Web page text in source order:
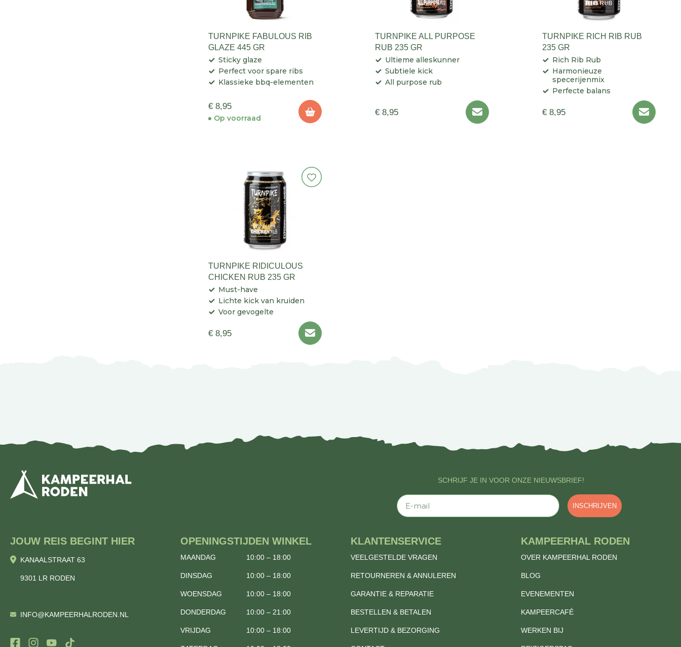
TURNPIKE FABULOUS RIB
GLAZE 445 GR
Sticky glaze
Perfect voor spare ribs
Klassieke bbq-elementen
€ 8,95
Op voorraad
TURNPIKE ALL PURPOSE
RUB 235 GR
Ultieme alleskunner
Subtiele kick
All purpose rub
€ 8,95
TURNPIKE RICH RIB RUB
235 GR
Rich Rib Rub
Harmonieuze
specerijenmix
Perfecte balans
€ 8,95
TURNPIKE RIDICULOUS
CHICKEN RUB 235 GR
Must-have
Lichte kick van kruiden
Voor gevogelte
€ 8,95
SCHRIJF JE IN VOOR ONZE NIEUWSBRIEF!
E-mail
INSCHRIJVEN
JOUW REIS BEGINT HIER
KANAALSTRAAT 63
9301 LR RODEN
INFO@KAMPEERHALRODEN.NL
OPENINGSTIJDEN WINKEL
MAANDAG 10:00 – 18:00
DINSDAG 10:00 – 18:00
WOENSDAG 10:00 – 18:00
DONDERDAG 10:00 – 21:00
VRIJDAG 10:00 – 18:00
KLANTENSERVICE
VEELGESTELDE VRAGEN
RETOURNEREN & ANNULEREN
GARANTIE & REPARATIE
BESTELLEN & BETALEN
LEVERTIJD & BEZORGING
KAMPEERHAL RODEN
OVER KAMPEERHAL RODEN
BLOG
EVENEMENTEN
KAMPEERCAFÉ
WERKEN BIJ